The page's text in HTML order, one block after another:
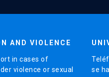
AND VIOLENCE
in cases of
violence or sexual
se